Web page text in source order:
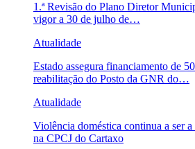
1.ª Revisão do Plano Diretor
vigor a 30 de julho de…
Atualidade
Estado assegura financiamento de
reabilitação do Posto da GNR do…
Atualidade
Violência doméstica continua a ser
na CPCJ do Cartaxo